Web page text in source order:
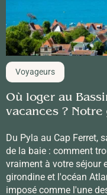
Voyageurs
Où loger au
vacances ?
Du Pyla au Cap Ferret,
de la baie : comment
vraiment à votre séjour
girondine et l'océan
imposé comme l'une